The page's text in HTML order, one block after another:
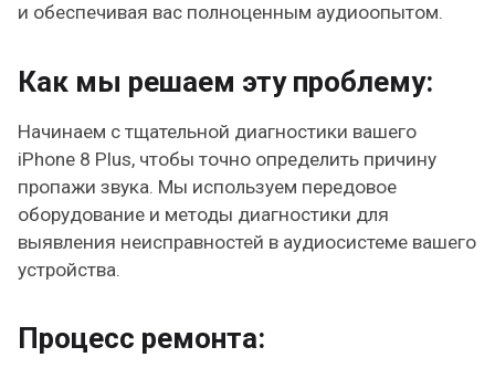
и обеспечивая вас полноценным аудиоопытом.
Как мы решаем эту проблему:
Начинаем с тщательной диагностики вашего
iPhone 8 Plus, чтобы точно определить причину
пропажи звука. Мы используем передовое
оборудование и методы диагностики для
выявления неисправностей в аудиосистеме вашего
устройства.
Процесс ремонта: